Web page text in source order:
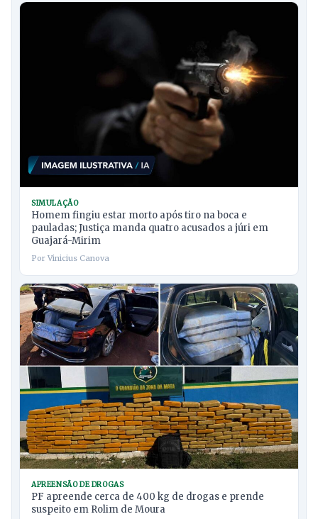
SIMULAÇÃO
Homem fingiu estar morto após tiro na boca e
pauladas; Justiça manda quatro acusados a júri em
Guajará-Mirim
Por Vinicius Canova
APREENSÃO DE DROGAS
PF apreende cerca de 400 kg de drogas e prende
suspeito em Rolim de Moura